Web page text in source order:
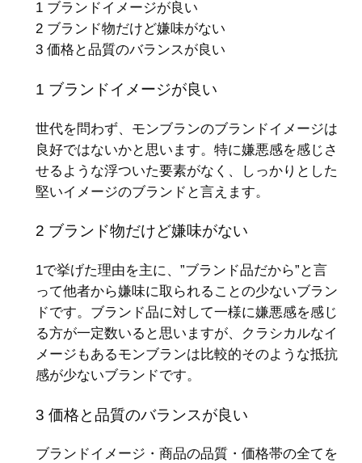
1 ブランドイメージが良い
2 ブランド物だけど嫌味がない
3 価格と品質のバランスが良い
1 ブランドイメージが良い
世代を問わず、モンブランのブランドイメージは
良好ではないかと思います。特に嫌悪感を感じさ
せるような浮ついた要素がなく、しっかりとした
堅いイメージのブランドと言えます。
2 ブランド物だけど嫌味がない
1で挙げた理由を主に、”ブランド品だから”と言
って他者から嫌味に取られることの少ないブラン
ドです。ブランド品に対して一様に嫌悪感を感じ
る方が一定数いると思いますが、クラシカルなイ
メージもあるモンブランは比較的そのような抵抗
感が少ないブランドです。
3 価格と品質のバランスが良い
ブランドイメージ・商品の品質・価格帯の全てを